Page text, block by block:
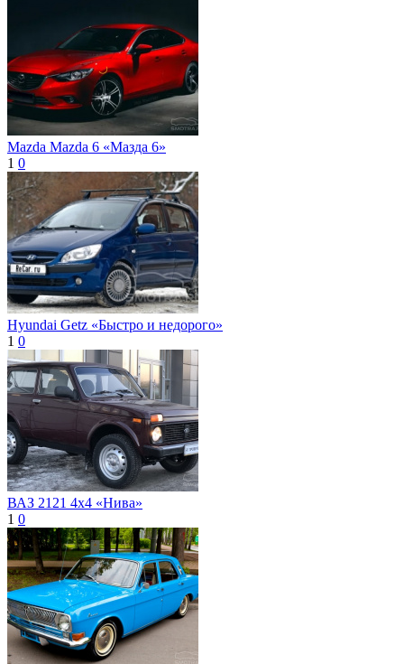
Mazda Mаzda 6 «Мазда 6»
1 0
Hyundai Getz «Быстро и недорого»
1 0
ВАЗ 2121 4x4 «Нива»
1 0